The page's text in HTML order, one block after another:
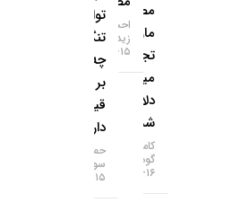
مصنوعی؛
مازاد
تجاری ۱۱۲
میلیارد
دلاری
شد!
کامران
گودرزی
۱۶-۰۵-۱۴۰۵
احسان
زیدآبادی
۱۵-۰۵-۱۴۰۵
توافق
تنگه هرمز
چه تاثیری
بر
قیمت‌ها
دارد؟
حمید
سودمند
۱۵-۰۵-۱۴۰۵